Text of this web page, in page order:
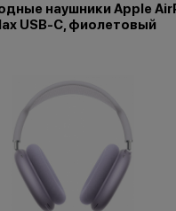
наушники Apple
USB-C, фиолетовый